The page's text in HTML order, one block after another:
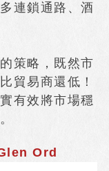
連鎖通路、酒
策略，既然市
貿易商還低！
有效將市場穩
Ord